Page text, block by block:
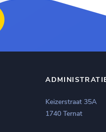
Keizerstraat 35A
1740 Ternat